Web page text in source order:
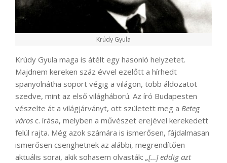
Krúdy Gyula
Krúdy Gyula maga is átélt egy hasonló helyzetet.
Majdnem kereken száz évvel ezelőtt a hírhedt
spanyolnátha söpört végig a világon, több áldozatot
szedve, mint az első világháború. Az író Budapesten
vészelte át a világjárványt, ott született meg a Beteg
város c. írása, melyben a művészet erejével kerekedett
felül rajta. Még azok számára is ismerősen, fájdalmasan
ismerősen csenghetnek az alábbi, megrendítően
aktuális sorai, akik sohasem olvasták: „[…] eddig azt